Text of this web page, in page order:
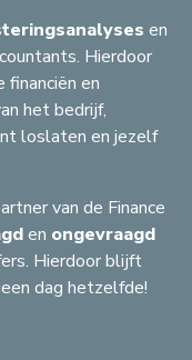
en
Hierdoor
financiën en
het bedrijf,
loslaten en jezelf
van de Finance
en ongevraagd
Hierdoor blijft
dag hetzelfde!